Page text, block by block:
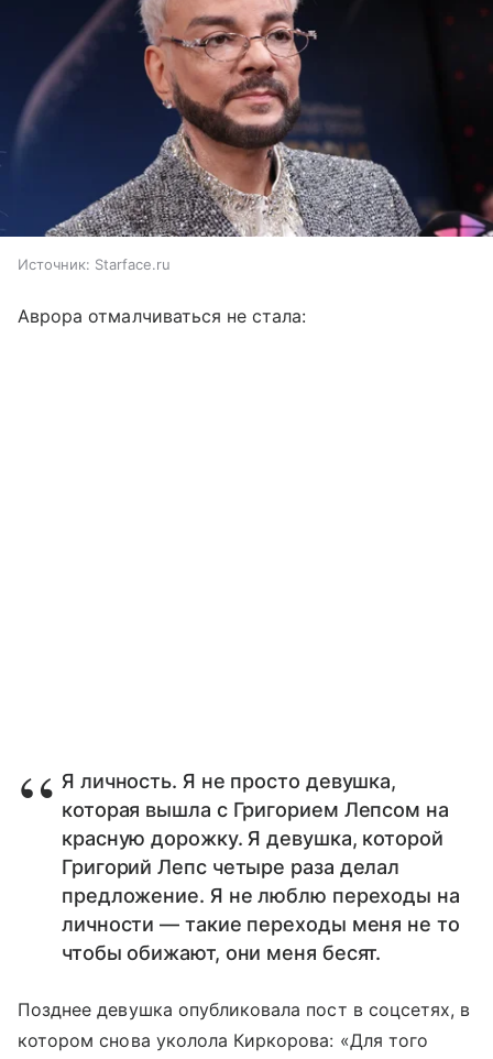
Источник: Starface.ru
Аврора отмалчиваться не стала:
Я личность. Я не просто девушка,
которая вышла с Григорием Лепсом на
красную дорожку. Я девушка, которой
Григорий Лепс четыре раза делал
предложение. Я не люблю переходы на
личности — такие переходы меня не то
чтобы обижают, они меня бесят.
Позднее девушка опубликовала пост в соцсетях, в
котором снова уколола Киркорова: «Для того